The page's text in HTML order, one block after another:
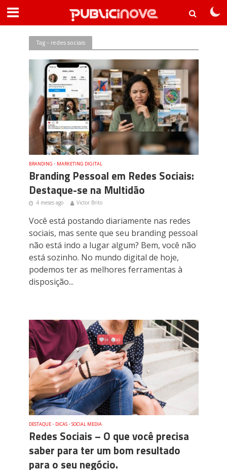
Tag - redes sociais
BRANDING • MARKETING DIGITAL
Branding Pessoal em Redes Sociais:
Destaque-se na Multidão
4 meses ago Victor Brito
Você está postando diariamente nas redes
sociais, mas sente que seu branding pessoal
não está indo a lugar algum? Bem, você não
está sozinho. No mundo digital de hoje,
podemos ter as melhores ferramentas à
disposição...
DESTAQUE • DICAS • SOCIAL MEDIA
Redes Sociais – O que você precisa
saber para ter um bom resultado
para o seu negócio.